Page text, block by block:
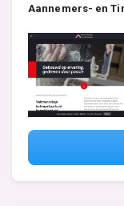
Aannemers- en